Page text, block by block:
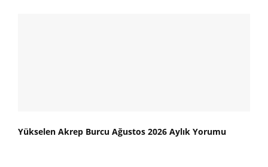
Yükselen Akrep Burcu Ağustos 2026 Aylık Yorumu